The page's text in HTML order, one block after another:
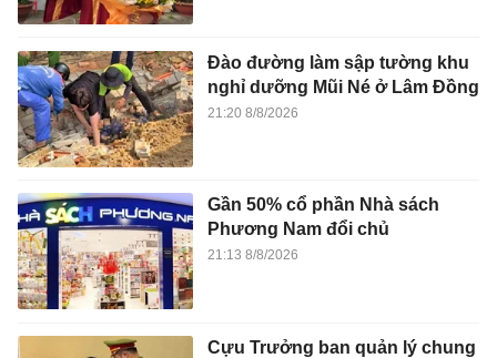
Đào đường làm sập tường khu
nghỉ dưỡng Mũi Né ở Lâm Đồng
21:20 8/8/2026
Gần 50% cổ phần Nhà sách
Phương Nam đổi chủ
21:13 8/8/2026
Cựu Trưởng ban quản lý chung